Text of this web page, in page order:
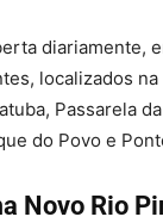
diariamente,
localizados
Passarela
do Povo e
Novo Rio